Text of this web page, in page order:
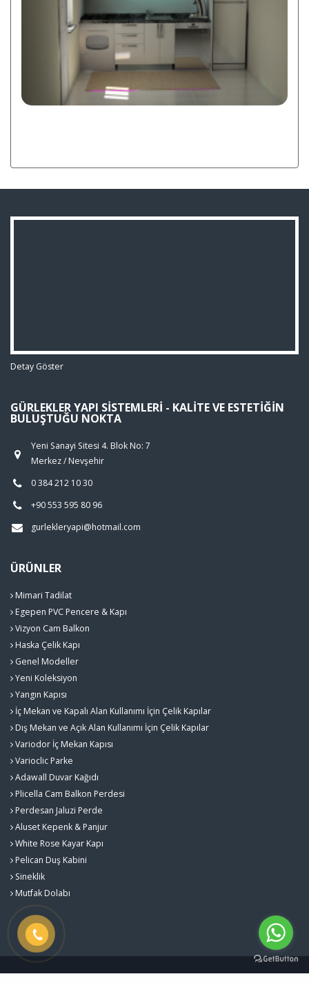
Detay Göster
GÜRLEKLER YAPI SISTEMLERI - KALITE VE ESTETIĞIN
BULUŞTUĞU NOKTA
Yeni Sanayi Sitesi 4. Blok No: 7
Merkez / Nevşehir
0 384 212 10 30
+90 553 595 80 96
gurlekleryapi@hotmail.com
ÜRÜNLER
Mimari Tadilat
Egepen PVC Pencere & Kapı
Vizyon Cam Balkon
Haska Çelik Kapı
Genel Modeller
Yeni Koleksiyon
Yangın Kapısı
İç Mekan ve Kapalı Alan Kullanımı İçin Çelik Kapılar
Dış Mekan ve Açık Alan Kullanımı İçin Çelik Kapılar
Variodor İç Mekan Kapısı
Varioclic Parke
Adawall Duvar Kağıdı
Plicella Cam Balkon Perdesi
Perdesan Jaluzi Perde
Aluset Kepenk & Panjur
White Rose Kayar Kapı
Pelican Duş Kabini
Sineklik
Mutfak Dolabı